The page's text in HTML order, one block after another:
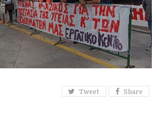
Tweet Share